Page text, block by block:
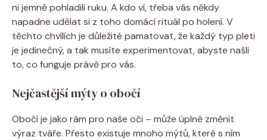
ni jemně pohladili ruku. A kdo ví, třeba vás někdy
napadne udělat si z toho domácí rituál po holení. V
těchto chvílích je důležité pamatovat, že každý typ pleti
je jedinečný, a tak musíte experimentovat, abyste našli
to, co funguje právě pro vás.
Nejčastější mýty o obočí
Obočí je jako rám pro naše oči – může úplně změnit
výraz tváře. Přesto existuje mnoho mýtů, které s ním